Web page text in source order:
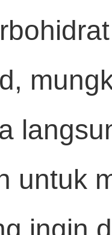
untuk